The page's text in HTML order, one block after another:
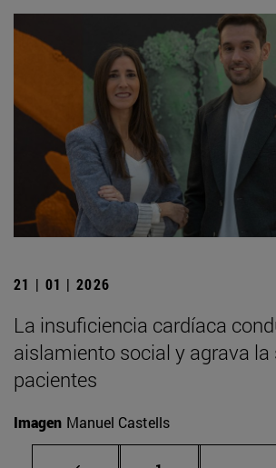
21 | 01 | 2026
La insuficiencia cardíaca
aislamiento social y agrava la
pacientes
Imagen Manuel Castells